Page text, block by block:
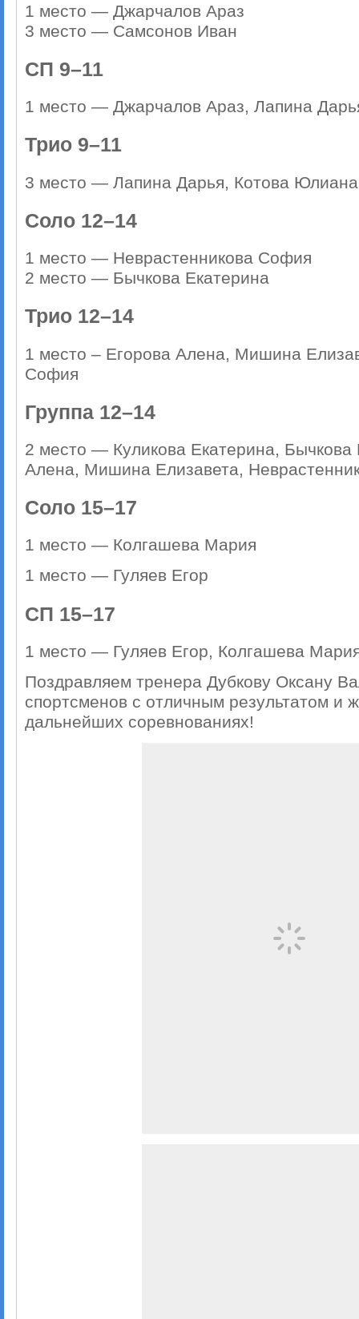
1 место — Джарчалов Араз
3 место — Самсонов Иван
СП 9–11
1 место — Джарчалов Араз, Лапина
Трио 9–11
3 место — Лапина Дарья, Котова
Соло 12–14
1 место — Неврастенникова София
2 место — Бычкова Екатерина
Трио 12–14
1 место – Егорова Алена, Мишина
София
Группа 12–14
2 место — Куликова Екатерина, Бычкова
Алена, Мишина Елизавета,
Соло 15–17
1 место — Колгашева Мария
1 место — Гуляев Егор
СП 15–17
1 место — Гуляев Егор, Колгашева
Поздравляем тренера Дубкову Оксану
спортсменов с отличным результатом и
дальнейших соревнованиях!